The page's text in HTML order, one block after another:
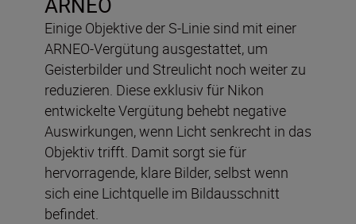
Einige Objektive der S-Linie sind mit einer
ARNEO-Vergütung ausgestattet, um
Geisterbilder und Streulicht noch weiter zu
reduzieren. Diese exklusiv für Nikon
entwickelte Vergütung behebt negative
Auswirkungen, wenn Licht senkrecht in das
Objektiv trifft. Damit sorgt sie für
hervorragende, klare Bilder, selbst wenn
sich eine Lichtquelle im Bildausschnitt
befindet.